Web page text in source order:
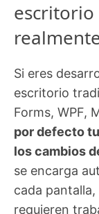
escritorio
Si eres
escritorio
Forms, WPF,
por defecto
los cambios
se encarga
cada
requieren